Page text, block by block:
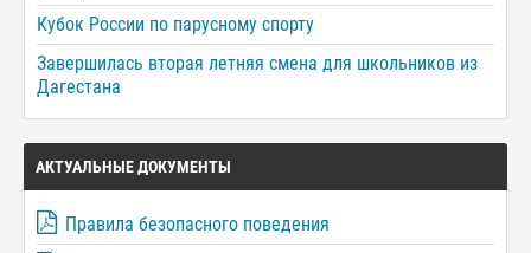
Кубок России по парусному спорту
Завершилась вторая летняя смена для школьников из
Дагестана
АКТУАЛЬНЫЕ ДОКУМЕНТЫ
Правила безопасного поведения